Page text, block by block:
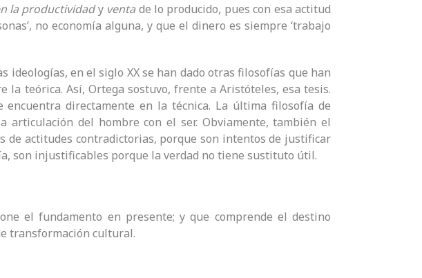
la productividady ventade lo producido, pues con esa actitud
no economía alguna, y que el dinero es siempre ‘trabajo
ideologías, en el siglo XX se han dado otras filosofías que han
la teórica. Así, Ortega sostuvo, frente a Aristóteles, esa tesis.
directa­mente en la técnica. La última filosofía de
articulación del hombre con el ser. Obviamente, también el
de actitudes contradictorias, porque son intentos de justificar
son injustificables porque la verdad no tiene sustituto útil.
el fundamento en presente; y que comprende el destino
transformación cultural.